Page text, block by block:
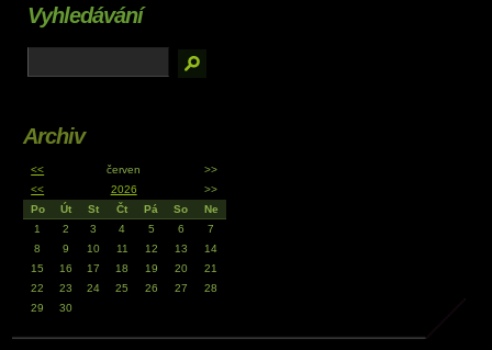
Vyhledávání
Archiv
<< červen
>>
<<
2026
>>
Po
Út St Čt Pá So
Ne
1
2 3 4 5 6
7
8
9 10 11 12 13
14
15
16 17 18 19 20
21
22
23 24 25 26 27
28
29
30